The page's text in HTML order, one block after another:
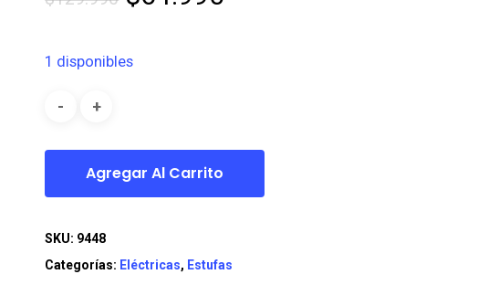
era:
1 disponibles
Agregar Al Carrito
SKU: 9448
Categorías: Eléctricas, Estufas